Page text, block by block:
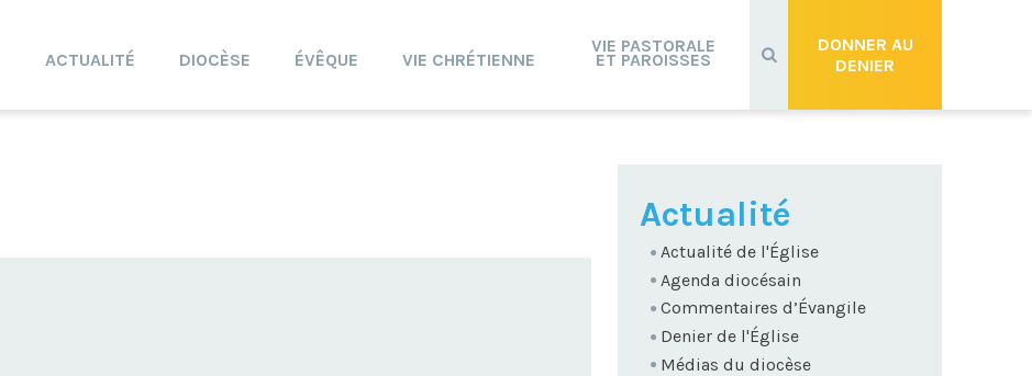
DONNER AU
DENIER
ACTUALITÉ DIOCÈSE ÉVÊQUE VIE CHRÉTIENNE
VIE PASTORALE
ET PAROISSES
NAVIGATION
Actualité
Actualité de l'Église
Agenda diocésain
Commentaires d’Évangile
Denier de l'Église
Médias du diocèse